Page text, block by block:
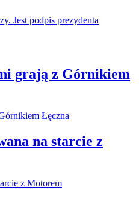
grają z Górnikiem
na starcie z